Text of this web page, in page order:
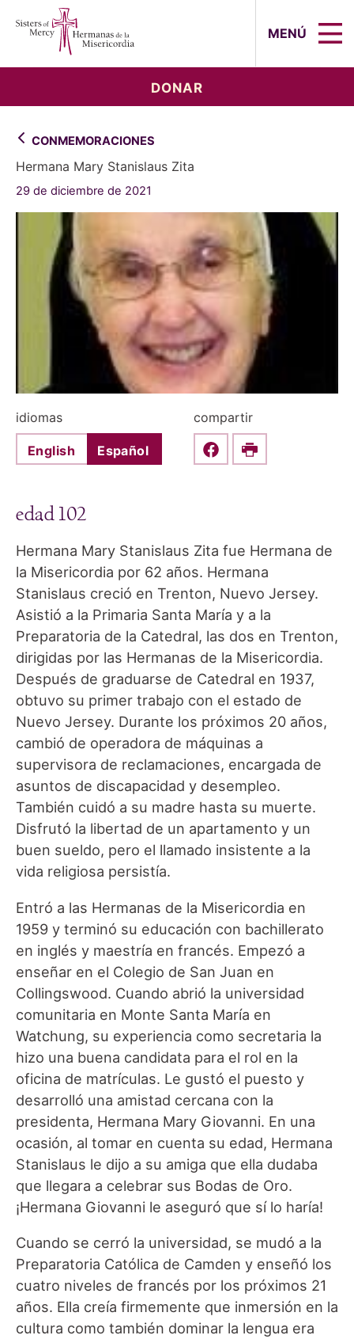
MENÚ
DONAR
CONMEMORACIONES
Hermana Mary Stanislaus Zita
29 de diciembre de 2021
idiomas
English Español
compartir
Share this on Facebook
Print
edad 102
Hermana Mary Stanislaus Zita fue Hermana de
la Misericordia por 62 años. Hermana
Stanislaus creció en Trenton, Nuevo Jersey.
Asistió a la Primaria Santa María y a la
Preparatoria de la Catedral, las dos en Trenton,
dirigidas por las Hermanas de la Misericordia.
Después de graduarse de Catedral en 1937,
obtuvo su primer trabajo con el estado de
Nuevo Jersey. Durante los próximos 20 años,
cambió de operadora de máquinas a
supervisora de reclamaciones, encargada de
asuntos de discapacidad y desempleo.
También cuidó a su madre hasta su muerte.
Disfrutó la libertad de un apartamento y un
buen sueldo, pero el llamado insistente a la
vida religiosa persistía.
Entró a las Hermanas de la Misericordia en
1959 y terminó su educación con bachillerato
en inglés y maestría en francés. Empezó a
enseñar en el Colegio de San Juan en
Collingswood. Cuando abrió la universidad
comunitaria en Monte Santa María en
Watchung, su experiencia como secretaria la
hizo una buena candidata para el rol en la
oficina de matrículas. Le gustó el puesto y
desarrolló una amistad cercana con la
presidenta, Hermana Mary Giovanni. En una
ocasión, al tomar en cuenta su edad, Hermana
Stanislaus le dijo a su amiga que ella dudaba
que llegara a celebrar sus Bodas de Oro.
¡Hermana Giovanni le aseguró que sí lo haría!
Cuando se cerró la universidad, se mudó a la
Preparatoria Católica de Camden y enseñó los
cuatro niveles de francés por los próximos 21
años. Ella creía firmemente que inmersión en la
cultura como también dominar la lengua era